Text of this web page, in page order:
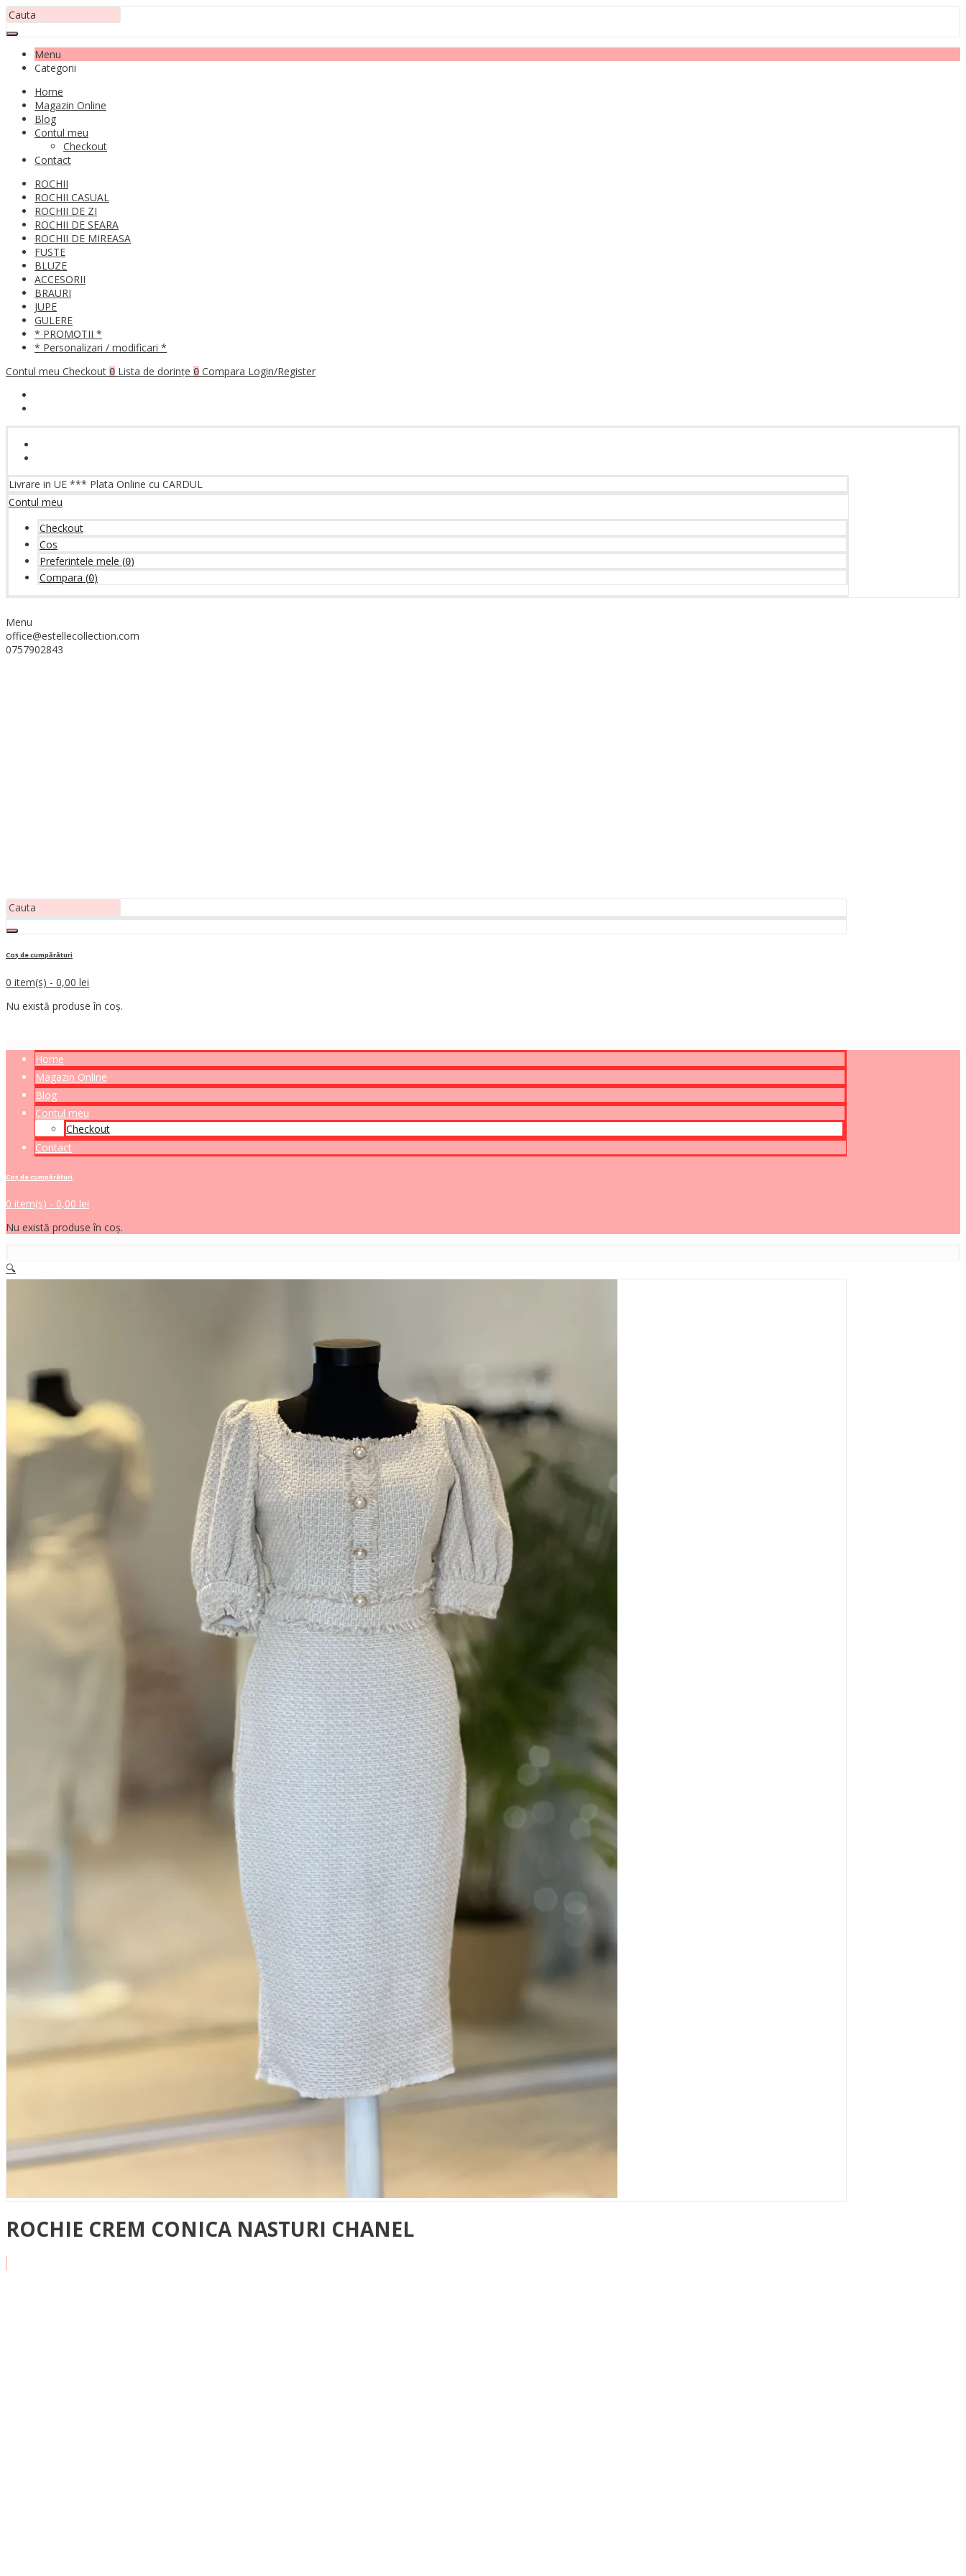
Menu
Categorii
Home
Magazin Online
Blog
Contul meu
Checkout
Contact
ROCHII
ROCHII CASUAL
ROCHII DE ZI
ROCHII DE SEARA
ROCHII DE MIREASA
FUSTE
BLUZE
ACCESORII
BRAURI
JUPE
GULERE
* PROMOTII *
* Personalizari / modificari *
Contul meu Checkout 0 Lista de dorințe 0 Compara Login/Register
Livrare in UE *** Plata Online cu CARDUL
Contul meu
Checkout
Cos
Preferintele mele (0)
Compara (0)
Menu
office@estellecollection.com
0757902843
Coș de cumpărături
0 item(s) - 0,00 lei
Nu există produse în coș.
Home
Magazin Online
Blog
Contul meu
Checkout
Contact
Coș de cumpărături
0 item(s) - 0,00 lei
Nu există produse în coș.
🔍
ROCHIE CREM CONICA NASTURI CHANEL